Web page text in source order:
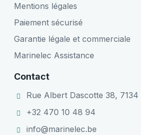
Mentions légales
Paiement sécurisé
Garantie légale et commerciale
Marinelec Assistance
Contact
Rue Albert Dascotte 38, 7134
+32 470 10 48 94
info@marinelec.be